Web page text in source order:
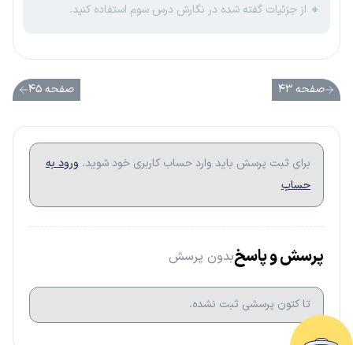
🔸 از جزئیات گفته شده در نگارش درس سوم استفاده کنید.
صفحه ۴۳ صفحه ۴۵
برای ثبت پرسش باید وارد حساب کاربری خود شوید. ورود به
حساب
پرسش و پاسخبدون پرسش
تا کتون پرسشی ثبت نشده.